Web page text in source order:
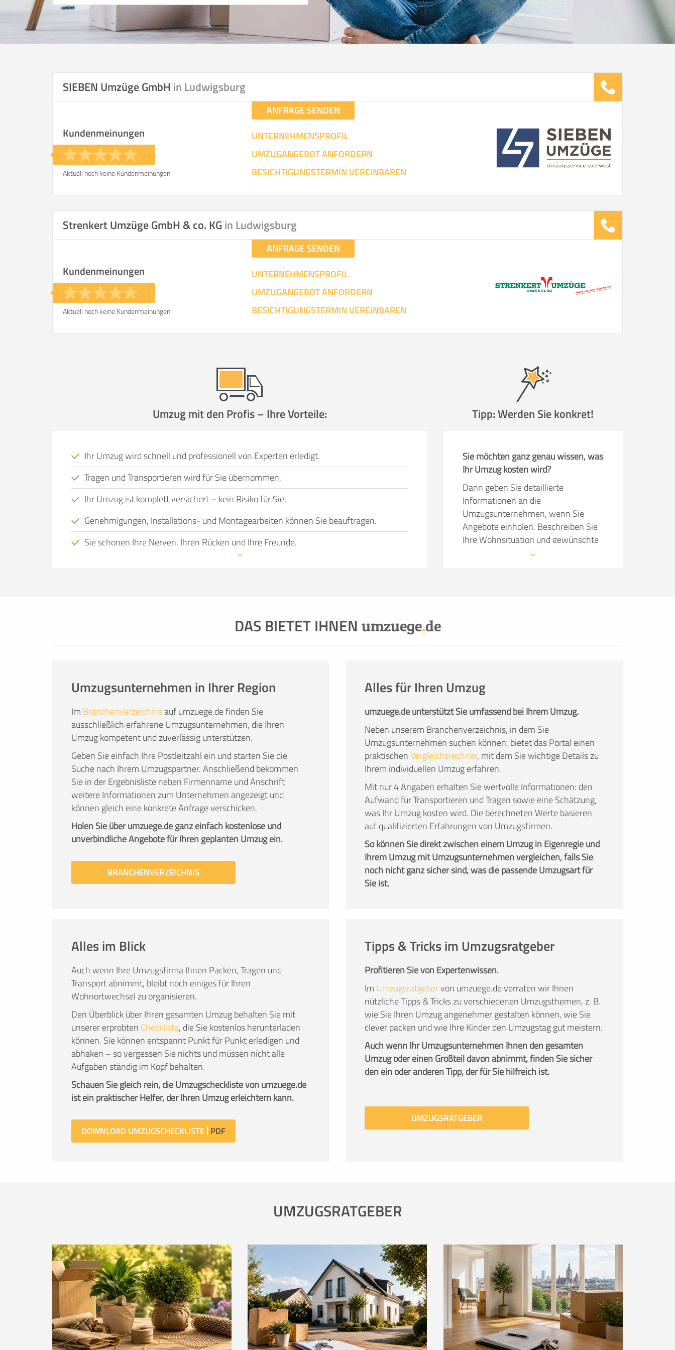
SIEBEN Umzüge GmbH in Ludwigsburg
ANFRAGE SENDEN
UNTERNEHMENSPROFIL
UMZUGANGEBOT ANFORDERN
BESICHTIGUNGSTERMIN VEREINBAREN
Kundenmeinungen
Aktuell noch keine Kundenmeinungen
Strenkert Umzüge GmbH & co. KGin Ludwigsburg
ANFRAGE SENDEN
UNTERNEHMENSPROFIL
UMZUGANGEBOT ANFORDERN
BESICHTIGUNGSTERMIN VEREINBAREN
Kundenmeinungen
Aktuell noch keine Kundenmeinungen
Umzug mit den Profis – Ihre Vorteile:
Ihr Umzug wird schnell und professionell von Experten erledigt.
Tragen und Transportieren wird für Sie übernommen.
Ihr Umzug ist komplett versichert – kein Risiko für Sie.
Genehmigungen, Installations- und Montagearbeiten können Sie beauftragen.
Sie schonen Ihre Nerven, Ihren Rücken und Ihre Freunde.
entspannt wie möglich zu gestalten und die Dienstleistung und Qualität von Profis in
Tipp: Werden Sie konkret!
Sie möchten ganz genau wissen, was
Ihr Umzug kosten wird?
Dann geben Sie detaillierte
Informationen an die
Umzugsunternehmen, wenn Sie
Angebote einholen. Beschreiben Sie
Ihre Wohnsituation und gewünschte
Serviceleistungen so präzise wie
DAS BIETET IHNEN umzuege.de
Umzugsunternehmen in Ihrer Region
Im Branchenverzeichnisauf umzuege.de finden Sie
ausschließlich erfahrene Umzugsunternehmen, die Ihren
Umzug kompetent und zuverlässig unterstützen.
Geben Sie einfach Ihre Postleitzahl ein und starten Sie die
Suche nach Ihrem Umzugspartner. Anschließend bekommen
Sie in der Ergebnisliste neben Firmenname und Anschrift
weitere Informationen zum Unternehmen angezeigt und
können gleich eine konkrete Anfrage verschicken.
Holen Sie über umzuege.de ganz einfach kostenlose und
unverbindliche Angebote für Ihren geplanten Umzug ein.
BRANCHENVERZEICHNIS
Alles für Ihren Umzug
umzuege.de unterstützt Sie umfassend bei Ihrem Umzug.
Neben unserem Branchenverzeichnis, in dem Sie
Umzugsunternehmen suchen können, bietet das Portal einen
praktischenVergleichsrechner, mit dem Sie wichtige Details zu
Ihrem individuellen Umzug erfahren.
Mit nur 4 Angaben erhalten Sie wertvolle Informationen: den
Aufwand für Transportieren und Tragen sowie eine Schätzung,
was Ihr Umzug kosten wird. Die berechneten Werte basieren
auf qualifizierten Erfahrungen von Umzugsfirmen.
So können Sie direkt zwischen einem Umzug in Eigenregie und
Ihrem Umzug mit Umzugsunternehmen vergleichen, falls Sie
noch nicht ganz sicher sind, was die passende Umzugsart für
Sie ist.
Alles im Blick
Auch wenn Ihre Umzugsfirma Ihnen Packen, Tragen und
Transport abnimmt, bleibt noch einiges für Ihren
Wohnortwechsel zu organisieren.
Den Überblick über Ihren gesamten Umzug behalten Sie mit
unserer erprobten Checkliste, die Sie kostenlos herunterladen
können. Sie können entspannt Punkt für Punkt erledigen und
abhaken – so vergessen Sie nichts und müssen nicht alle
Aufgaben ständig im Kopf behalten.
Schauen Sie gleich rein, die Umzugscheckliste von umzuege.de
ist ein praktischer Helfer, der Ihren Umzug erleichtern kann.
DOWNLOAD UMZUGSCHECKLISTE
Tipps & Tricks im Umzugsratgeber
Profitieren Sie von Expertenwissen.
Im Umzugsratgebervon umzuege.de verraten wir Ihnen
nützliche Tipps & Tricks zu verschiedenen Umzugsthemen, z. B.
wie Sie Ihren Umzug angenehmer gestalten können, wie Sie
clever packen und wie Ihre Kinder den Umzugstag gut meistern.
Auch wenn Ihr Umzugsunternehmen Ihnen den gesamten
Umzug oder einen Großteil davon abnimmt, finden Sie sicher
den ein oder anderen Tipp, der für Sie hilfreich ist.
UMZUGSRATGEBER
UMZUGSRATGEBER